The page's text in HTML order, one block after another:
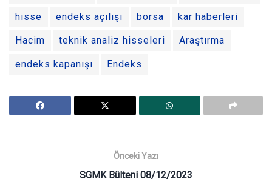
hisse endeks açılışı borsa kar haberleri
Hacim teknik analiz hisseleri Araştırma
endeks kapanışı Endeks
Önceki Yazı
SGMK Bülteni 08/12/2023